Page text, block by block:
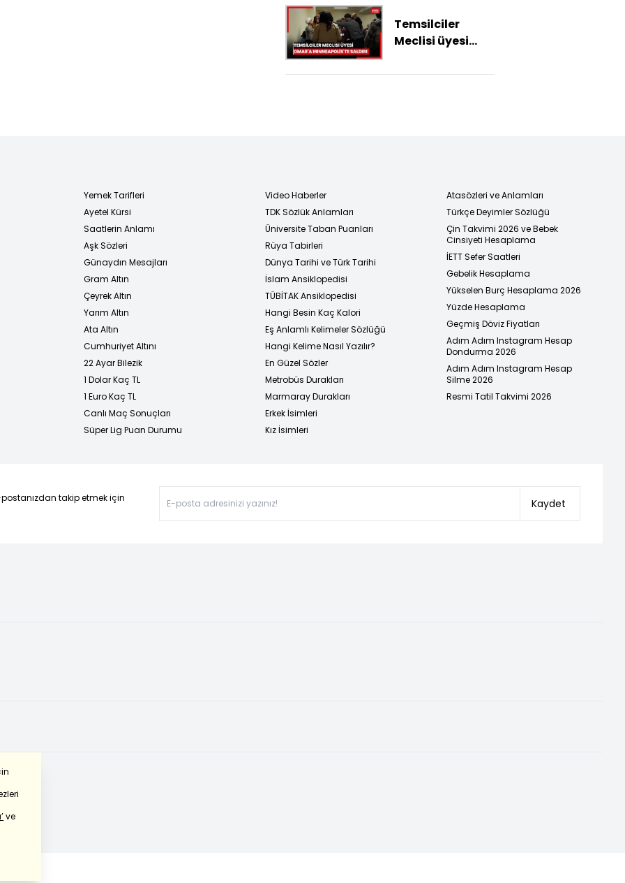
Temsilciler
Meclisi üyesi
Minneapolis'te
ve
Yemek Tarifleri
Ayetel Kürsi
Saatlerin Anlamı
Aşk Sözleri
Günaydın Mesajları
Gram Altın
Çeyrek Altın
Yarım Altın
Ata Altın
Cumhuriyet Altını
22 Ayar Bilezik
1 Dolar Kaç TL
1 Euro Kaç TL
Canlı Maç Sonuçları
Süper Lig Puan Durumu
Video Haberler
TDK Sözlük Anlamları
Üniversite Taban Puanları
Rüya Tabirleri
Dünya Tarihi ve Türk Tarihi
İslam Ansiklopedisi
TÜBİTAK Ansiklopedisi
Hangi Besin Kaç Kalori
Eş Anlamlı Kelimeler Sözlüğü
Hangi Kelime Nasıl Yazılır?
En Güzel Sözler
Metrobüs Durakları
Marmaray Durakları
Erkek İsimleri
Kız İsimleri
Atasözleri ve Anlamları
Türkçe Deyimler Sözlüğü
Çin Takvimi 2026 ve Bebek
Cinsiyeti Hesaplama
İETT Sefer Saatleri
Gebelik Hesaplama
Yükselen Burç Hesaplama 2026
Yüzde Hesaplama
Geçmiş Döviz Fiyatları
Adım Adım Instagram Hesap
Dondurma 2026
Adım Adım Instagram Hesap
Silme 2026
Resmi Tatil Takvimi 2026
takip etmek için
Kaydet